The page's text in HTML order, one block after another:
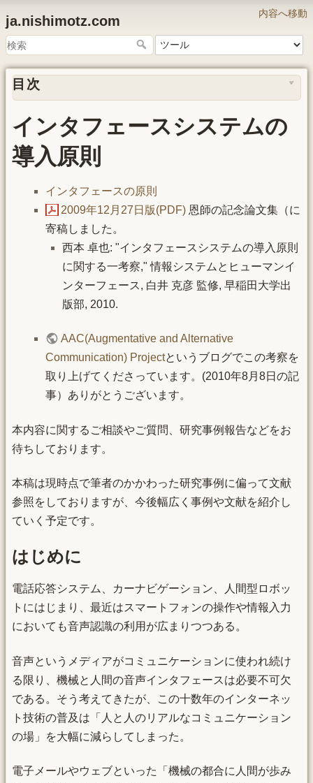
内容へ移動
ja.nishimotz.com
目次
インタフェースシステムの
導入原則
インタフェースの原則
2009年12月27日版(PDF) 恩師の記念論文集（に
寄稿しました。
西本 卓也: "インタフェースシステムの導入原則
に関する一考察," 情報システムとヒューマンイ
ンターフェース, 白井 克彦 監修, 早稲田大学出
版部, 2010.
AAC(Augmentative and Alternative
Communication) Projectというブログでこの考察を
取り上げてくださっています。(2010年8月8日の記
事）ありがとうございます。
本内容に関するご相談やご質問、研究事例報告などをお
待ちしております。
本稿は現時点で筆者のかかわった研究事例に偏って文献
参照をしておりますが、今後幅広く事例や文献を紹介し
ていく予定です。
はじめに
電話応答システム、カーナビゲーション、人間型ロボッ
トにはじまり、最近はスマートフォンの操作や情報入力
においても音声認識の利用が広まりつつある。
音声というメディアがコミュニケーションに使われ続け
る限り、機械と人間の音声インタフェースは必要不可欠
である。そう考えてきたが、この十数年のインターネッ
ト技術の普及は「人と人のリアルなコミュニケーション
の場」を大幅に減らしてしまった。
電子メールやウェブといった「機械の都合に人間が歩み